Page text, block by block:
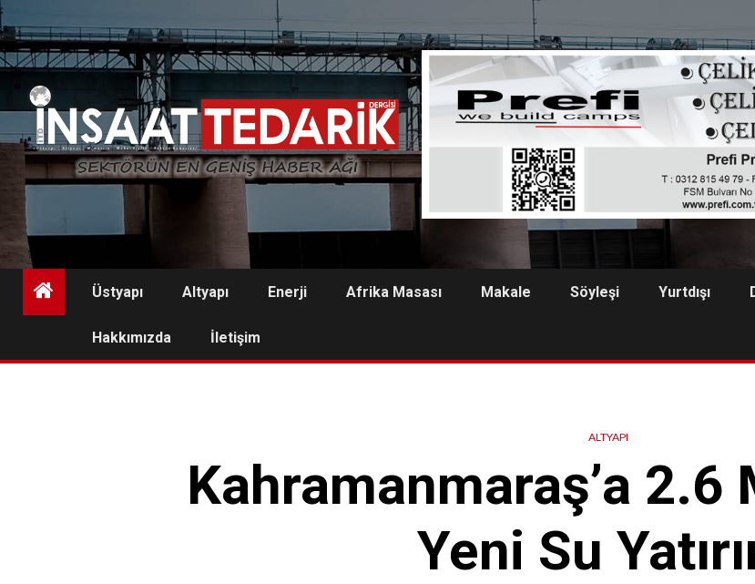
Skip
to
content
Üstyapı Altyapı Enerji Afrika Masası Makale Söyleşi Yurtdışı
Hakkımızda İletişim
ALTYAPI
Kahramanmaraş’a 2.6
Yeni Su